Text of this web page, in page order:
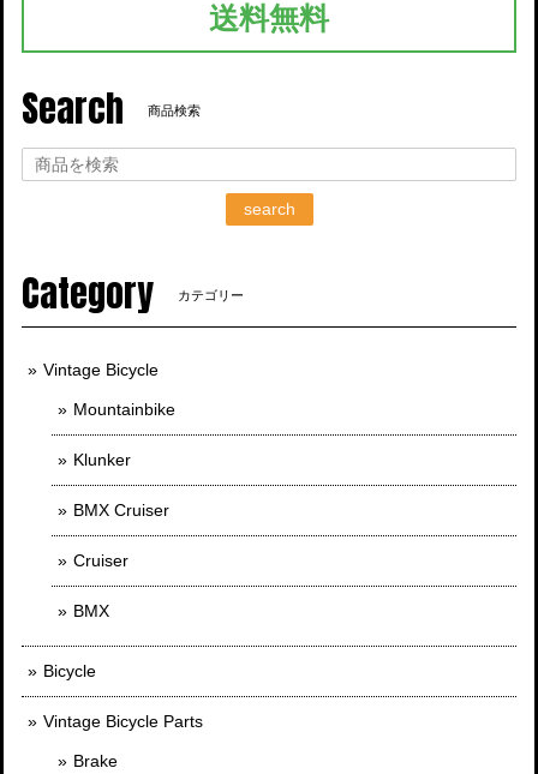
送料無料
Search 商品検索
search
Category カテゴリー
Vintage Bicycle
Mountainbike
Klunker
BMX Cruiser
Cruiser
BMX
Bicycle
Vintage Bicycle Parts
Brake